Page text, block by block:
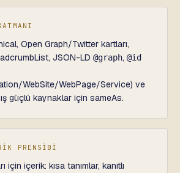
Open Graph/Twitter kartları,
JSON-LD @graph, @id
WebSite/WebPage/Service) ve
güçlü kaynaklar için sameAs.
PRENSİBİ
için içerik: kısa tanımlar, kanıtlı